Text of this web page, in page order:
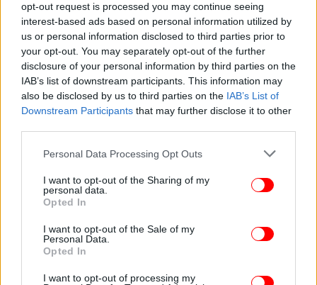
opt-out request is processed you may continue seeing
interest-based ads based on personal information utilized by
us or personal information disclosed to third parties prior to
your opt-out. You may separately opt-out of the further
disclosure of your personal information by third parties on the
IAB’s list of downstream participants. This information may
also be disclosed by us to third parties on the IAB’s List of
Downstream Participants that may further disclose it to other
Please note that this website/app uses one or more Google
not limited to your visit or usage behaviour. You may click to
grant or deny consent to Google and its third-party tags to
use your data for below specified purposes in below Google
consent section.
Personal Data Processing Opt Outs
I want to opt-out of the Sharing of my
personal data.
Opted In
I want to opt-out of the Sale of my
Personal Data.
Opted In
I want to opt-out of processing my